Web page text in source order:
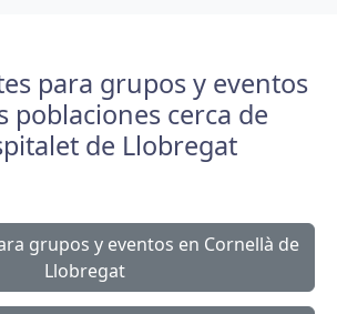
para grupos y eventos
poblaciones cerca de
de Llobregat
grupos y eventos en Cornellà de
Llobregat